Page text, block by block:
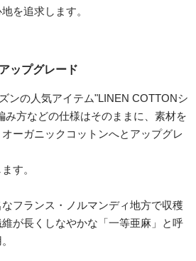
を追求します。
ップグレード
ンの人気アイテム"LINEN COTTONシ
み方などの仕様はそのままに、素材を
オーガニックコットンへとアップグレ
す。
フランス・ノルマンディ地方で収穫
が長くしなやかな「一等亜麻」と呼